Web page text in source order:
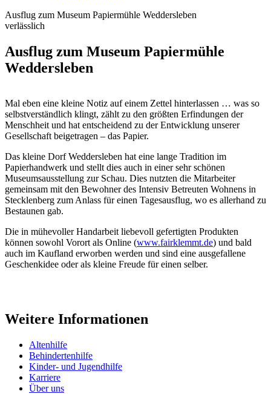
Ausflug zum Museum Papiermühle Weddersleben
verlässlich
Ausflug zum Museum Papiermühle
Weddersleben
Mal eben eine kleine Notiz auf einem Zettel hinterlassen … was so
selbstverständlich klingt, zählt zu den größten Erfindungen der
Menschheit und hat entscheidend zu der Entwicklung unserer
Gesellschaft beigetragen – das Papier.
Das kleine Dorf Weddersleben hat eine lange Tradition im
Papierhandwerk und stellt dies auch in einer sehr schönen
Museumsausstellung zur Schau. Dies nutzten die Mitarbeiter
gemeinsam mit den Bewohner des Intensiv Betreuten Wohnens in
Stecklenberg zum Anlass für einen Tagesausflug, wo es allerhand zu
Bestaunen gab.
Die in mühevoller Handarbeit liebevoll gefertigten Produkten
können sowohl Vorort als Online (www.fairklemmt.de) und bald
auch im Kaufland erworben werden und sind eine ausgefallene
Geschenkidee oder als kleine Freude für einen selber.
Weitere Informationen
Altenhilfe
Behindertenhilfe
Kinder- und Jugendhilfe
Karriere
Über uns